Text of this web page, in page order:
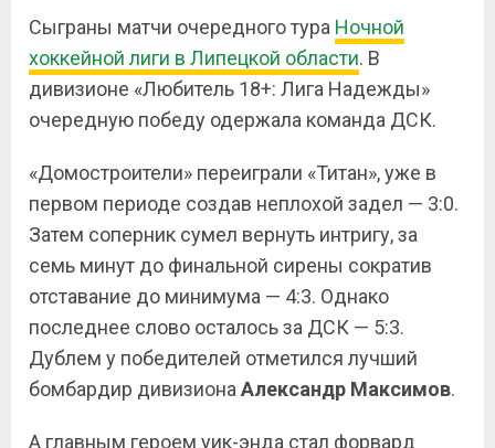
Сыграны матчи очередного тура Ночной
хоккейной лиги в Липецкой области. В
дивизионе «Любитель 18+: Лига Надежды»
очередную победу одержала команда ДСК.
«Домостроители» переиграли «Титан», уже в
первом периоде создав неплохой задел — 3:0.
Затем соперник сумел вернуть интригу, за
семь минут до финальной сирены сократив
отставание до минимума — 4:3. Однако
последнее слово осталось за ДСК — 5:3.
Дублем у победителей отметился лучший
бомбардир дивизиона Александр Максимов.
А главным героем уик-энда стал форвард